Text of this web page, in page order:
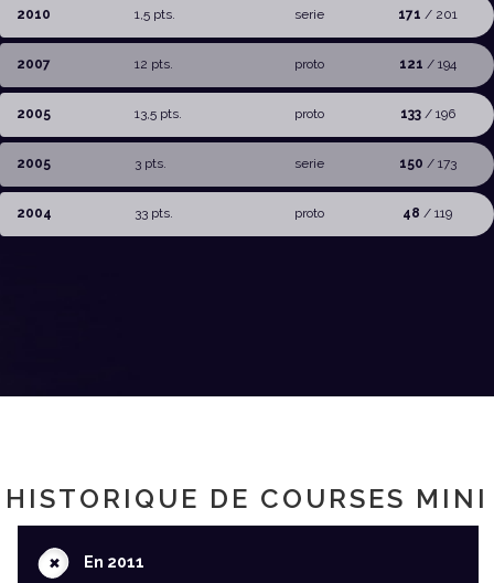
2010 1,5 pts. serie 171 / 201
2007 12 pts. proto 121 / 194
2005 13,5 pts. proto 133/ 196
2005 3 pts. serie 150 / 173
2004 33 pts. proto 48 / 119
HISTORIQUE DE COURSES MINI
+En 2011